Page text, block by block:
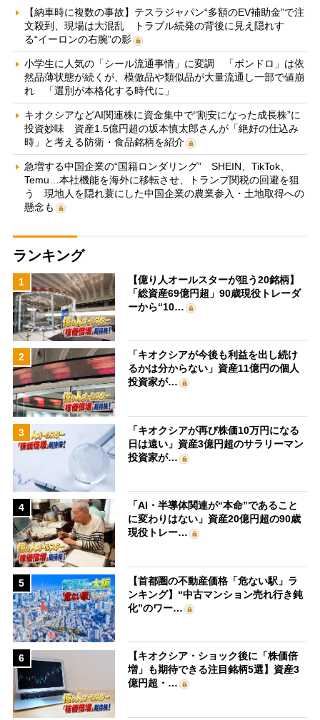
【納車時に複数の事故】テスラジャパン“多額のEV補助金”で注
文殺到、現場は大混乱 トラブル続発の背後に見え隠れす
る“イーロンの右腕”の影
小学生に人気の「シール流通事情」に変調 「ボンドロ」は依
然品薄状態が続くが、模倣品や類似品が大量流通し一部で値崩
れ 「選別が本格化する時代に」
キオクシアなどAI関連株に資金集中で“割安になった成長株”に
投資妙味 資産1.5億円超の坂本慎太郎さんが「絶好の仕込み
時」と考える防衛・食品銘柄を紹介
急増する中国企業の“国籍ロンダリング” SHEIN、TikTok、
Temu…本社機能を海外に移転させ、トランプ関税の回避を狙
う 現地人を隠れ蓑にした中国企業の農業参入・土地取得への
懸念も
ランキング
1
【億り人オールスターが狙う20銘柄】
「総資産69億円超」90歳現役トレーダ
ーから“10…
2
「キオクシアが今後も利益を出し続け
るかは分からない」資産11億円の個人
投資家が…
3
「キオクシアが再び株価10万円になる
日は遠い」資産3億円超のサラリーマン
投資家が…
4
「AI・半導体関連が“本命”であること
に変わりはない」資産20億円超の90歳
現役トレー…
5
【首都圏の不動産価格「危ない駅」ラ
ンキング】“中古マンション売れ行き鈍
化”のワー…
6
【キオクシア・ショック後に「株価倍
増」も期待できる注目銘柄5選】資産3
億円超・…